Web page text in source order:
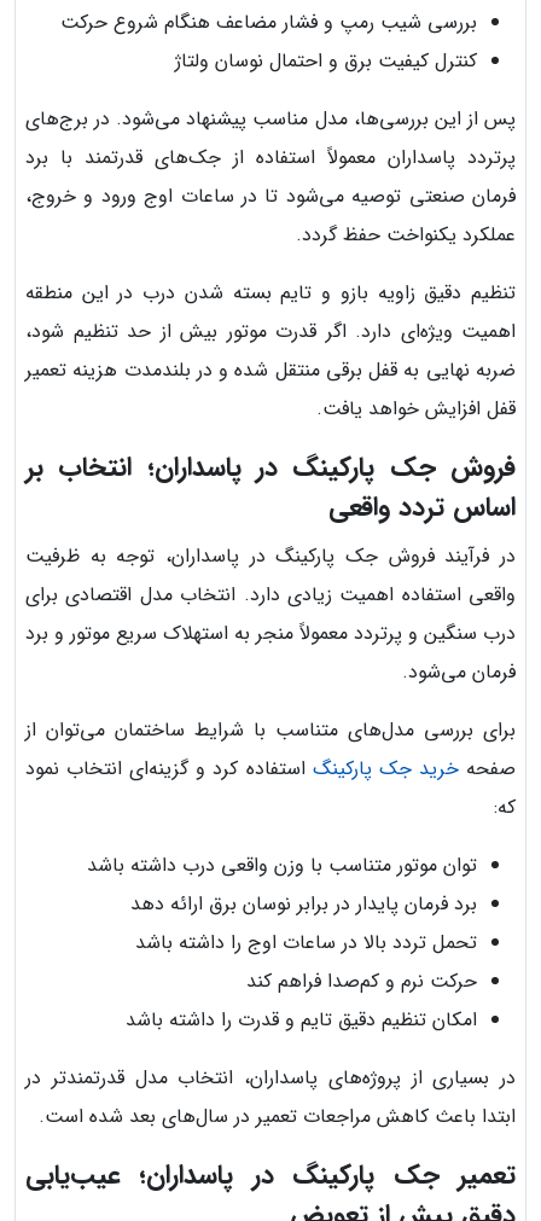
بررسی شیب رمپ و فشار مضاعف هنگام شروع حرکت
کنترل کیفیت برق و احتمال نوسان ولتاژ
پس از این بررسی‌ها، مدل مناسب پیشنهاد می‌شود. در برج‌های
پرتردد پاسداران معمولاً استفاده از جک‌های قدرتمند با برد
فرمان صنعتی توصیه می‌شود تا در ساعات اوج ورود و خروج،
عملکرد یکنواخت حفظ گردد.
تنظیم دقیق زاویه بازو و تایم بسته شدن درب در این منطقه
اهمیت ویژه‌ای دارد. اگر قدرت موتور بیش از حد تنظیم شود،
ضربه نهایی به قفل برقی منتقل شده و در بلندمدت هزینه تعمیر
قفل افزایش خواهد یافت.
فروش جک پارکینگ در پاسداران؛ انتخاب بر
اساس تردد واقعی
در فرآیند فروش جک پارکینگ در پاسداران، توجه به ظرفیت
واقعی استفاده اهمیت زیادی دارد. انتخاب مدل اقتصادی برای
درب سنگین و پرتردد معمولاً منجر به استهلاک سریع موتور و برد
فرمان می‌شود.
برای بررسی مدل‌های متناسب با شرایط ساختمان می‌توان از
صفحهخرید جک پارکینگ استفاده کرد و گزینه‌ای انتخاب نمود
که:
توان موتور متناسب با وزن واقعی درب داشته باشد
برد فرمان پایدار در برابر نوسان برق ارائه دهد
تحمل تردد بالا در ساعات اوج را داشته باشد
حرکت نرم و کم‌صدا فراهم کند
امکان تنظیم دقیق تایم و قدرت را داشته باشد
در بسیاری از پروژه‌های پاسداران، انتخاب مدل قدرتمندتر در
ابتدا باعث کاهش مراجعات تعمیر در سال‌های بعد شده است.
تعمیر جک پارکینگ در پاسداران؛ عیب‌یابی